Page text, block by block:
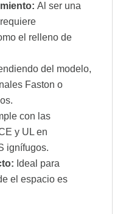
Al ser una
el relleno de
del modelo,
Faston o
con las
y UL en
ignífugos.
Ideal para
el espacio es